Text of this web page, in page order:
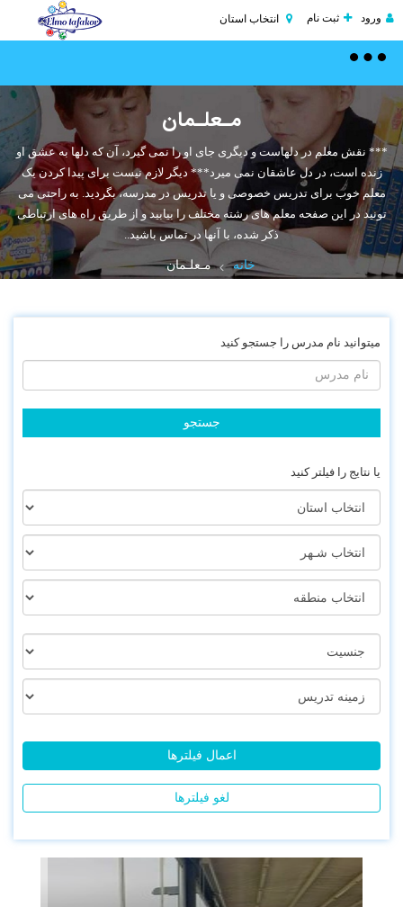
ورود ثبت نام انتخاب استان
Toggle
مـعلـمان
*** نقش معلم در دلهاست و دیگری جای او را نمی گیرد، آن که دلها به عشق او
زنده است، در دل عاشقان نمی میرد*** دیگر لازم نیست برای پیدا کردن یک
معلم خوب برای تدریس خصوصی و یا تدریس در مدرسه، بگردید. به راحتی می
تونید در این صفحه معلم های رشته مختلف را بیابید و از طریق راه های ارتباطی
ذکر شده، با آنها در تماس باشید..
خانه مـعلـمان
میتوانید نام مدرس را جستجو کنید
یا نتایج را فیلتر کنید